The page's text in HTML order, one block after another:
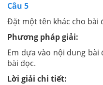
Câu 5
Đặt một tên khác cho bài
Phương pháp giải:
Em dựa vào nội dung
bài đọc.
Lời giải chi tiết: